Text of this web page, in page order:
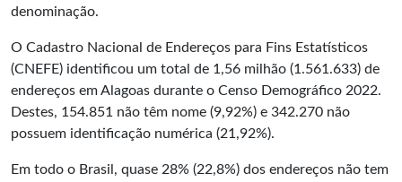
denominação.
O Cadastro Nacional de Endereços para Fins Estatísticos
(CNEFE) identificou um total de 1,56 milhão (1.561.633) de
endereços em Alagoas durante o Censo Demográfico 2022.
Destes, 154.851 não têm nome (9,92%) e 342.270 não
possuem identificação numérica (21,92%).
Em todo o Brasil, quase 28% (22,8%) dos endereços não tem